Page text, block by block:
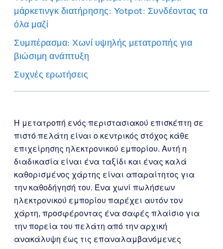
μάρκετινγκ διατήρησης: Yotpot: Συνδέοντας τα
όλα μαζί
Συμπέρασμα: Χωνί υψηλής μετατροπής για
βιώσιμη ανάπτυξη
Συχνές ερωτήσεις
Η μετατροπή ενός περιστασιακού επισκέπτη σε
πιστό πελάτη είναι ο κεντρικός στόχος κάθε
επιχείρησης ηλεκτρονικού εμπορίου. Αυτή η
διαδικασία είναι ένα ταξίδι και ένας καλά
καθορισμένος χάρτης είναι απαραίτητος για
την καθοδήγησή του. Ένα χωνί πωλήσεων
ηλεκτρονικού εμπορίου παρέχει αυτόν τον
χάρτη, προσφέροντας ένα σαφές πλαίσιο για
την πορεία του πελάτη από την αρχική
ανακάλυψη έως τις επαναλαμβανόμενες